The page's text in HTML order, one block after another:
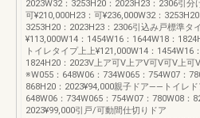
2023W32：3253H20：2023H23：2306引分
可¥210,000H23：可¥236,000W32：3253H20
3253H20：2023H23：2306引込み戸標準タ
¥113,000W14：1454W16：1644W18：
トイレタイプ上上¥121,000W14：1454W16
1824H20：2023V上ア可V上アV可V可V上可
※W055：648W06：734W065：754W07：
868H20：2023¥94,000親子ドア——トイレド
648W06：734W065：754W07：780W08：
2023¥99,000引戸/可動間仕切りドア